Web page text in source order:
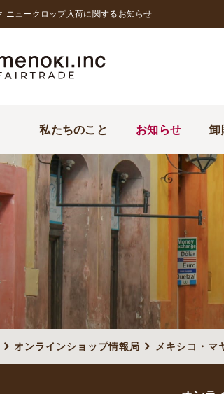
ニュークロップ入荷に関するお知らせ
私たちのこと お知らせ 卸
オンラインショップ情報局 メキシコ・マ